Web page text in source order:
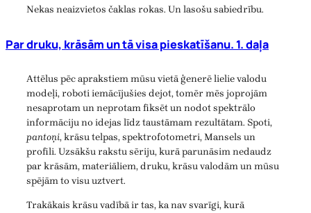
Nekas neaizvietos čaklas rokas. Un lasošu sabiedrību.
Par druku, krāsām un tā visa pieskatīšanu. 1. daļa
Attēlus pēc aprakstiem mūsu vietā ģenerē lielie valodu
modeļi, roboti iemācījušies dejot, tomēr mēs joprojām
nesaprotam un neprotam fiksēt un nodot spektrālo
informāciju no idejas līdz taustāmam rezultātam. Spoti,
pantoņi, krāsu telpas, spektrofotometri, Mansels un
profili. Uzsākšu rakstu sēriju, kurā parunāsim nedaudz
par krāsām, materiāliem, druku, krāsu valodām un mūsu
spējām to visu uztvert.
Trakākais krāsu vadībā ir tas, ka nav svarīgi, kurā